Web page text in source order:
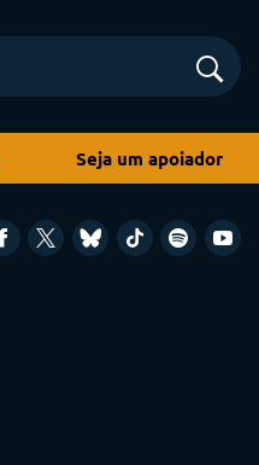
Seja um apoiador